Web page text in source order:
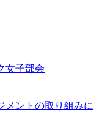
女子部会
メントの取り組みに